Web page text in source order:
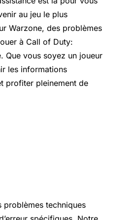
au jeu le plus
Warzone, des problèmes
à Call of Duty:
Que vous soyez un joueur
les informations
profiter pleinement de
problèmes techniques